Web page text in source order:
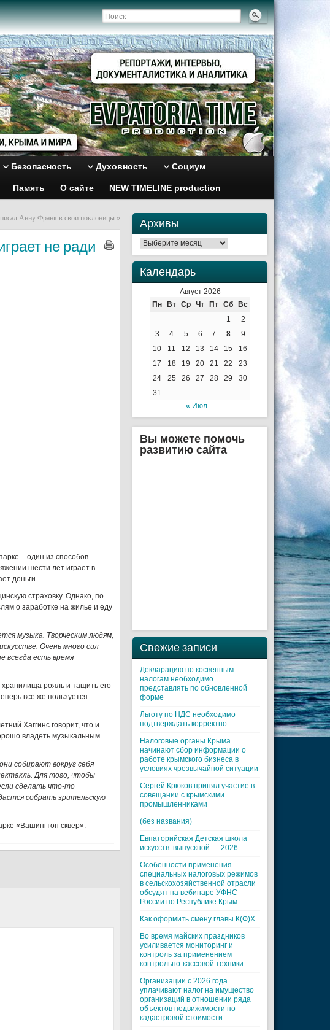
Безопасность Духовность Социум
Память О сайте NEW TIMELINE production
Анну Франк в свои поклоницы »
не ради
– один из способов
шести лет играет в
деньги.
страховку. Однако, по
о заработке на жилье и еду
музыка. Творческим людям,
Очень много сил
всегда есть время
рояль и тащить его
все же пользуется
Хаггинс говорит, что и
владеть музыкальным
собирают вокруг себя
Для того, чтобы
сделать что-то
собрать зрительскую
«Вашингтон сквер».
Архивы
Архивы
Календарь
Август 2026
Пн
Вт Ср Чт Пт Сб
Вс
1
2
3
4 5 6 7 8
9
10
11 12 13 14 15
16
17
18 19 20 21 22
23
24
25 26 27 28 29
30
31
« Июл
Вы можете помочь
развитию сайта
Свежие записи
Декларацию по косвенным
налогам необходимо
представлять по обновленной
форме
Льготу по НДС необходимо
подтверждать корректно
Налоговые органы Крыма
начинают сбор информации о
работе крымского бизнеса в
условиях чрезвычайной ситуации
Cергей Крюков принял участие в
совещании с крымскими
промышленниками
(без названия)
Евпаторийская Детская школа
искусств: выпускной — 2026
Особенности применения
специальных налоговых режимов
в сельскохозяйственной отрасли
обсудят на вебинаре УФНС
России по Республике Крым
Как оформить смену главы К(Ф)Х
Во время майских праздников
усиливается мониторинг и
контроль за применением
контрольно-кассовой техники
Организации с 2026 года
уплачивают налог на имущество
организаций в отношении ряда
объектов недвижимости по
кадастровой стоимости